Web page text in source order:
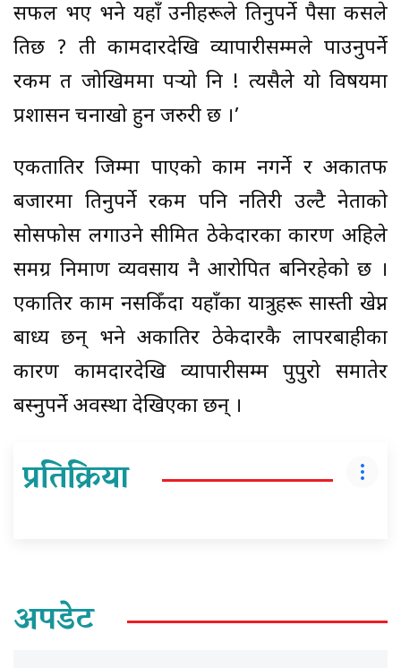
सफल भए भने यहाँ उनीहरूले तिर्नुपर्ने पैसा कसले
तिर्छ ? ती कामदारदेखि व्यापारीसम्मले पाउनुपर्ने
रकम त जोखिममा पर्‍यो नि ! त्यसैले यो विषयमा
प्रशासन चनाखो हुन जरुरी छ ।’
एकतातिर जिम्मा पाएको काम नगर्ने र अर्कातर्फ
बजारमा तिर्नुपर्ने रकम पनि नतिरी उल्टै नेताको
सोर्सफोर्स लगाउने सीमित ठेकेदारका कारण अहिले
समग्र निर्माण व्यवसाय नै आरोपित बनिरहेको छ ।
एकातिर काम नसकिँदा यहाँका यात्रुहरू सास्ती खेप्न
बाध्य छन् भने अर्कातिर ठेकेदारकै लापरबाहीका
कारण कामदारदेखि व्यापारीसम्म पुर्पुरो समातेर
बस्नुपर्ने अवस्था देखिएका छन् ।
प्रतिक्रिया
अपडेट